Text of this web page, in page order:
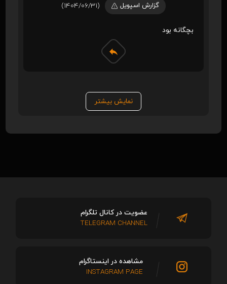
گزارش اسپویل (1404/06/31)
بچگانه بود
نمایش بیشتر
عضویت در کانال تلگرام
TELEGRAM CHANNEL
مشاهده در اینستاگرام
INSTAGRAM PAGE